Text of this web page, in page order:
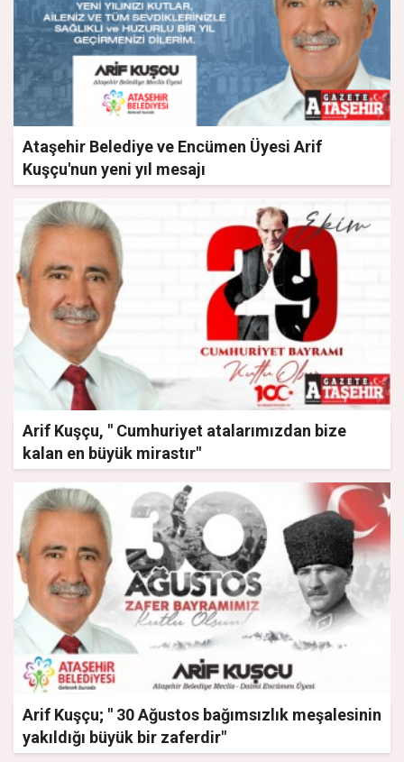
Ataşehir Belediye ve Encümen Üyesi Arif
Kuşçu'nun yeni yıl mesajı
Arif Kuşçu, " Cumhuriyet atalarımızdan bize
kalan en büyük mirastır"
Arif Kuşçu; " 30 Ağustos bağımsızlık meşalesinin
yakıldığı büyük bir zaferdir"